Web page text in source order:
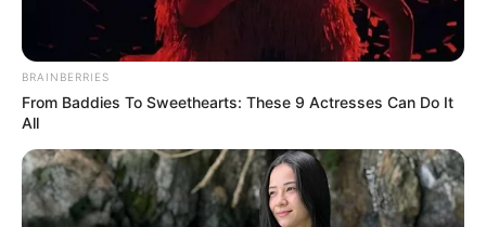
BRAINBERRIES
From Baddies To Sweethearts: These 9 Actresses Can Do It
All